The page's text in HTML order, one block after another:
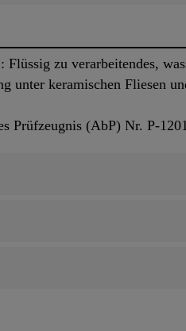
zu verarbeitendes,
unter keramischen Fliesen
Prüfzeugnis (AbP) Nr. P-